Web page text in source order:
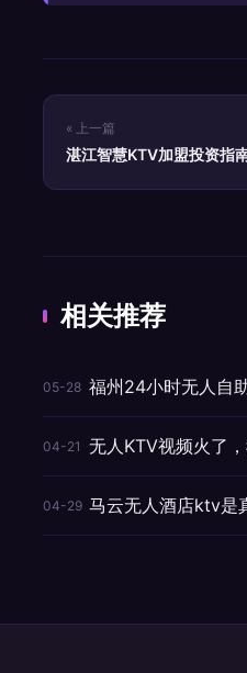
« 上一篇
湛江智慧KTV加盟投资指
相关推荐
05-28 福州24小时无人自
04-21 无人KTV视频火了
04-29 马云无人酒店ktv是